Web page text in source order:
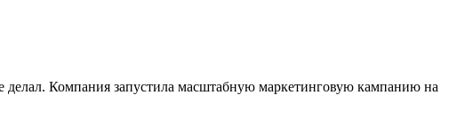
делал. Компания запустила масштабную маркетинговую кампанию на